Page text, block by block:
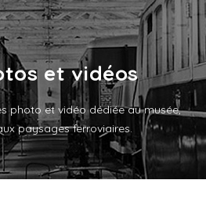
et vidéos
photo et vidéo dédiée au musée,
paysages ferroviaires.